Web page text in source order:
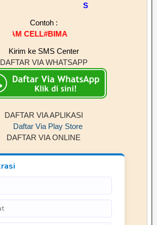
SERVERJL#NAMA#KOTA
Contoh :
Kirim ke SMS Center
DAFTAR VIA WHATSAPP
DAFTAR VIA APLIKASI
DAFTAR VIA ONLINE